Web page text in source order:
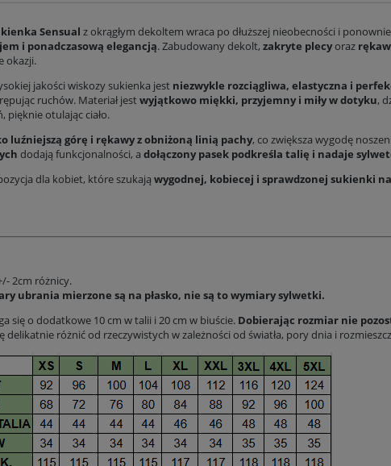
Sensual z okrągłym dekoltem wraca po dłuższej nieobecności i
i ponadczasową elegancją. Zabudowany dekolt, zakryte plecyoraz
okazji.
jakości wiskozy sukienka jest niezwykle rozciągliwa, elastyczna i
ruchów. Materiał jestwyjątkowo miękki, przyjemny i miły w dotyku,
pięknie otulając ciało.
luźniejszą górę i rękawy z obniżoną linią pachy, co zwiększa wygodę
dodają funkcjonalności, a dołączony pasek podkreśla talię i nadaje
dla kobiet, które szukają wygodnej, kobiecej i sprawdzonej sukienki
2cm różnicy.
ubrania mierzone są na płasko, nie są to wymiary sylwetki.
się o dodatkowe 10 cm w talii i 20 cm w biuście. Dobierając rozmiar nie
delikatnie różnić od rzeczywistych w zależności od światła, pory dnia i